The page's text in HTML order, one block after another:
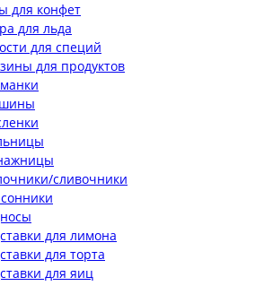
для конфет
для льда
для специй
для продуктов
сливочники
для лимона
для торта
для яиц